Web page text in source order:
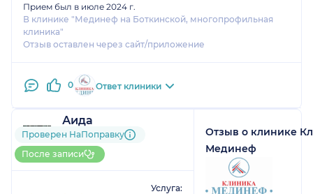
Прием был в июле 2024 г.
В клинике "Мединеф на Боткинской, многопрофильная
клиника"
Отзыв оставлен через сайт/приложение
0 Ответ клиники
Аида
13 отзывов
Больше 15 записей через
НаПоправку
Проверен НаПоправку
После записи
Услуга:
Отзыв о клинике
Мединеф